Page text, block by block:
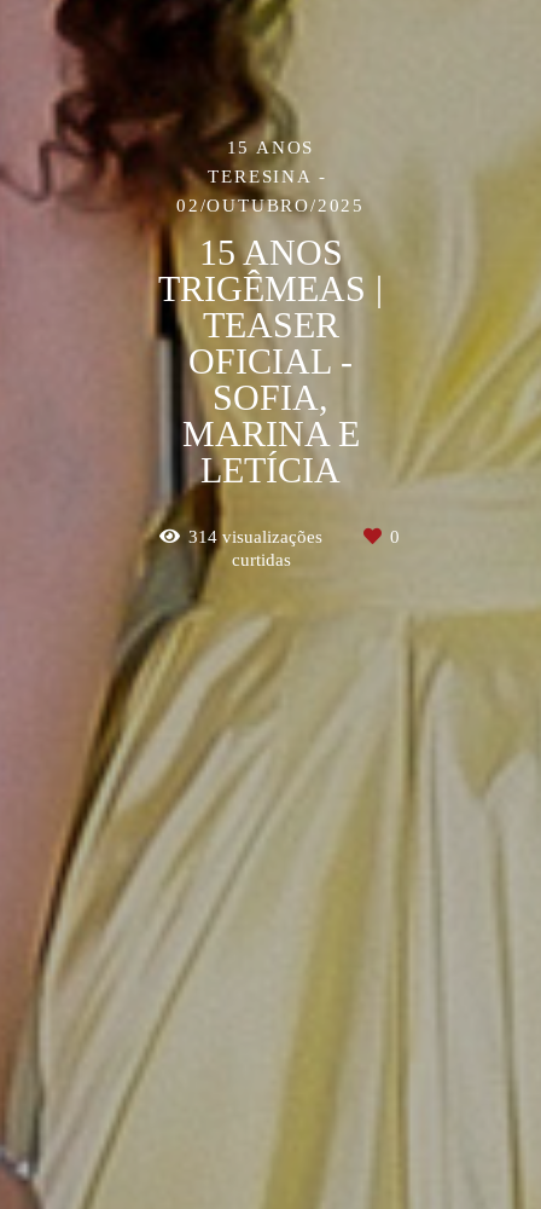
15 ANOS
TERESINA
02/OUTUBRO/2025
15 ANOS
TRIGÊMEAS |
TEASER
OFICIAL -
SOFIA,
MARINA E
LETÍCIA
314 visualizações
0
curtidas